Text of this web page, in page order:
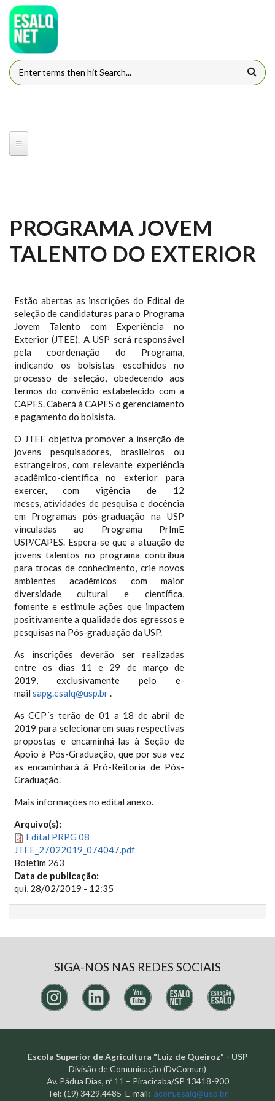
Pular para o conteúdo principal
FORMULÁRIO DE BUSCA
PROGRAMA JOVEM
TALENTO DO EXTERIOR
Estão abertas as inscrições do Edital de
seleção de candidaturas para o Programa
Jovem Talento com Experiência no
Exterior (JTEE). A USP será responsável
pela coordenação do Programa,
indicando os bolsistas escolhidos no
processo de seleção, obedecendo aos
termos do convênio estabelecido com a
CAPES. Caberá à CAPES o gerenciamento
e pagamento do bolsista.
O JTEE objetiva promover a inserção de
jovens pesquisadores, brasileiros ou
estrangeiros, com relevante experiência
acadêmico-científica no exterior para
exercer, com vigência de 12
meses, atividades de pesquisa e docência
em Programas pós-graduação na USP
vinculadas ao Programa PrImE
USP/CAPES. Espera-se que a atuação de
jovens talentos no programa contribua
para trocas de conhecimento, crie novos
ambientes acadêmicos com maior
diversidade cultural e científica,
fomente e estimule ações que impactem
positivamente a qualidade dos egressos e
pesquisas na Pós-graduação da USP.
As inscrições deverão ser realizadas
entre os dias 11 e 29 de março de
2019, exclusivamente pelo e-
mail sapg.esalq@usp.br.
As CCP´s terão de 01 a 18 de abril de
2019 para selecionarem suas respectivas
propostas e encaminhá-las à Seção de
Apoio à Pós-Graduação, que por sua vez
as encaminhará à Pró-Reitoria de Pós-
Graduação.
Mais informações no edital anexo.
Arquivo(s):
Edital PRPG 08
JTEE_27022019_074047.pdf
Boletim 263
Data de publicação:
qui, 28/02/2019 - 12:35
SIGA-NOS NAS REDES SOCIAIS
Escola Superior de Agricultura "Luiz de Queiroz" - USP
Divisão de Comunicação (DvComun)
Av. Pádua Dias, nº 11 – Piracicaba/SP 13418-900
Tel: (19) 3429.4485 E-mail: acom.esalq@usp.br